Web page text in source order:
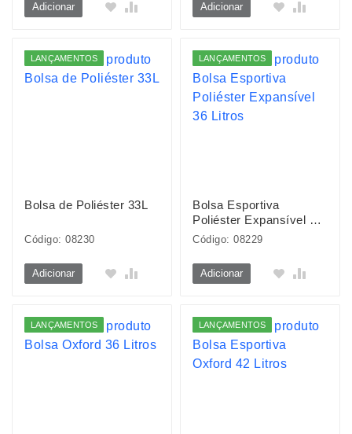
Adicionar Adicionar
LANÇAMENTOS
Bolsa de Poliéster 33L
Código: 08230
Adicionar
LANÇAMENTOS
Bolsa Esportiva
Poliéster Expansível 36
Litros
Código: 08229
Adicionar
LANÇAMENTOS LANÇAMENTOS